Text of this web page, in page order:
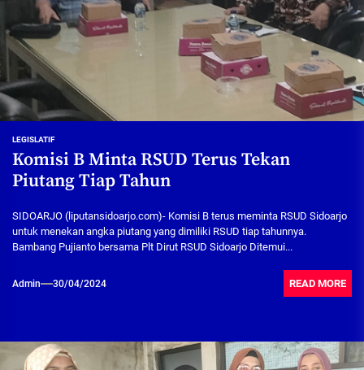
LEGISLATIF
Komisi B Minta RSUD Terus Tekan
Piutang Tiap Tahun
SIDOARJO (liputansidoarjo.com)- Komisi B terus meminta RSUD Sidoarjo
untuk menekan angka piutang yang dimiliki RSUD tiap tahunnya.
Bambang Pujianto bersama Plt Dirut RSUD Sidoarjo Ditemui...
Admin 30/04/2024 READ MORE